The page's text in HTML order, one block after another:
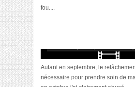
fou....
[Vidéo] Objectif Poids Santé
Autant en septembre, le
nécessaire pour prendre soin de